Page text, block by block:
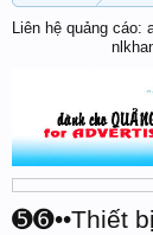
Liên hệ quảng cáo:
➎➏••Thiết